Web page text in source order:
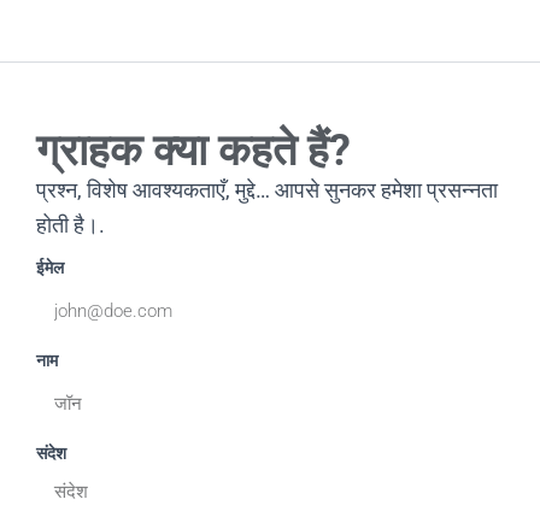
ग्राहक क्या कहते हैं?
प्रश्न, विशेष आवश्यकताएँ, मुद्दे… आपसे सुनकर हमेशा प्रसन्नता
होती है।.
ईमेल
नाम
संदेश